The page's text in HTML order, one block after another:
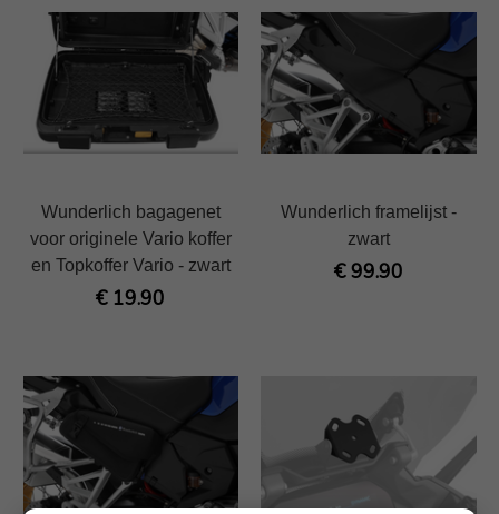
Wunderlich bagagenet
voor originele Vario koffer
en Topkoffer Vario - zwart
€ 19.90
Wunderlich framelijst -
zwart
€ 99.90